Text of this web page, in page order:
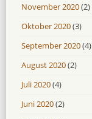
November 2020(2)
Oktober 2020(3)
September 2020(4)
August 2020(2)
Juli 2020(4)
Juni 2020(2)